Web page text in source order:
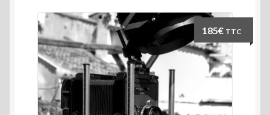
ancien
185€ TTC